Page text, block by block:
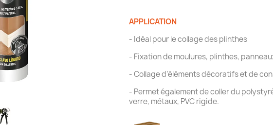
APPLICATION
- Idéal pour le collage des plinthes
- Fixation de moulures, plinthes,
- Collage d’éléments décoratifs et de
- Permet également de coller du
verre, métaux, PVC rigide.